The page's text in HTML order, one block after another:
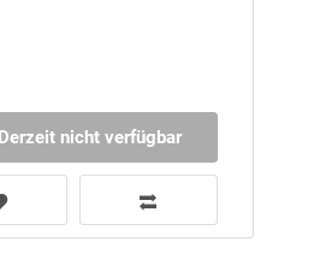
Derzeit nicht verfügbar